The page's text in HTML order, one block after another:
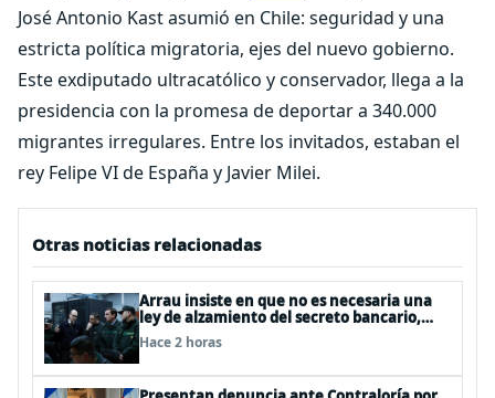
José Antonio Kast asumió en Chile: seguridad y una
estricta política migratoria, ejes del nuevo gobierno.
Este exdiputado ultracatólico y conservador, llega a la
presidencia con la promesa de deportar a 340.000
migrantes irregulares. Entre los invitados, estaban el
rey Felipe VI de España y Javier Milei.
Otras noticias relacionadas
Arrau insiste en que no es necesaria una
ley de alzamiento del secreto bancario,
porque ya existe
Hace 2 horas